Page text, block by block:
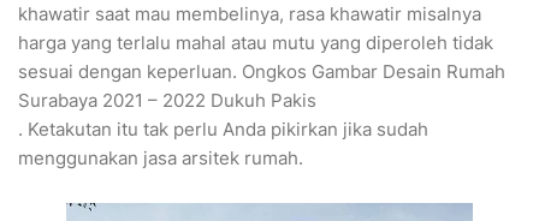
khawatir saat mau membelinya, rasa khawatir misalnya
harga yang terlalu mahal atau mutu yang diperoleh tidak
sesuai dengan keperluan. Ongkos Gambar Desain Rumah
Surabaya 2021 – 2022 Dukuh Pakis
. Ketakutan itu tak perlu Anda pikirkan jika sudah
menggunakan jasa arsitek rumah.